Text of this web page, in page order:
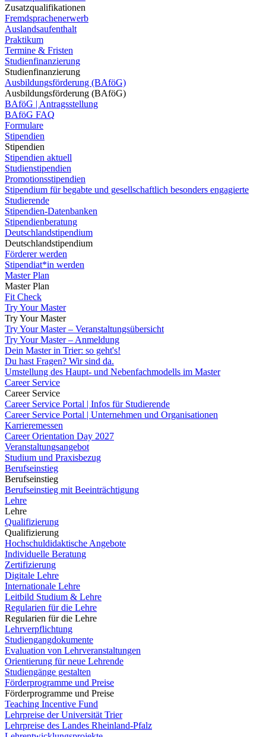
Zusatzqualifikationen
Fremdsprachenerwerb
Auslandsaufenthalt
Praktikum
Termine & Fristen
Studienfinanzierung
Studienfinanzierung
Ausbildungsförderung (BAföG)
Ausbildungsförderung (BAföG)
BAföG | Antragsstellung
BAföG FAQ
Formulare
Stipendien
Stipendien
Stipendien aktuell
Studienstipendien
Promotionsstipendien
Stipendium für begabte und gesellschaftlich besonders engagierte
Studierende
Stipendien-Datenbanken
Stipendienberatung
Deutschlandstipendium
Deutschlandstipendium
Förderer werden
Stipendiat*in werden
Master Plan
Master Plan
Fit Check
Try Your Master
Try Your Master
Try Your Master – Veranstaltungsübersicht
Try Your Master – Anmeldung
Dein Master in Trier: so geht's!
Du hast Fragen? Wir sind da.
Umstellung des Haupt- und Nebenfachmodells im Master
Career Service
Career Service
Career Service Portal | Infos für Studierende
Career Service Portal | Unternehmen und Organisationen
Karrieremessen
Career Orientation Day 2027
Veranstaltungsangebot
Studium und Praxisbezug
Berufseinstieg
Berufseinstieg
Berufseinstieg mit Beeinträchtigung
Lehre
Lehre
Qualifizierung
Qualifizierung
Hochschuldidaktische Angebote
Individuelle Beratung
Zertifizierung
Digitale Lehre
Internationale Lehre
Leitbild Studium & Lehre
Regularien für die Lehre
Regularien für die Lehre
Lehrverpflichtung
Studiengangdokumente
Evaluation von Lehrveranstaltungen
Orientierung für neue Lehrende
Studiengänge gestalten
Förderprogramme und Preise
Förderprogramme und Preise
Teaching Incentive Fund
Lehrpreise der Universität Trier
Lehrpreise des Landes Rheinland-Pfalz